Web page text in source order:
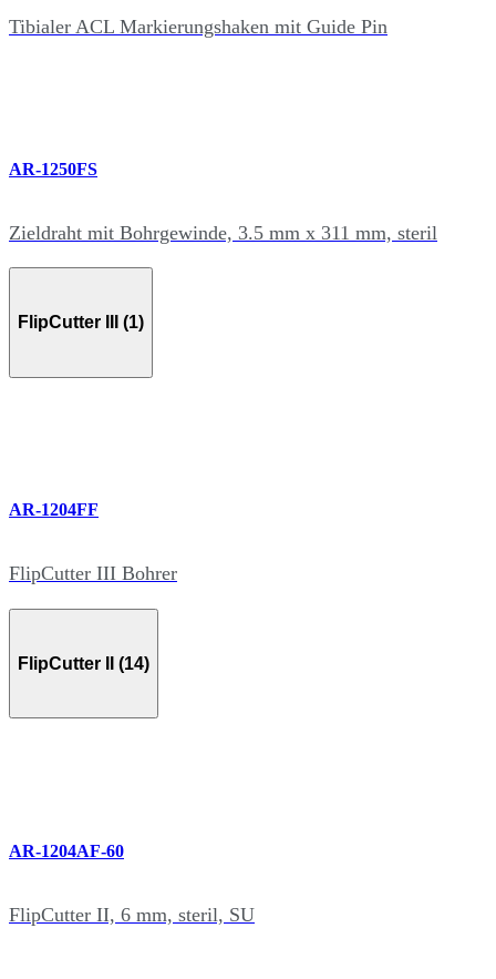
Tibialer ACL Markierungshaken mit Guide Pin
AR-1250FS
Zieldraht mit Bohrgewinde, 3.5 mm x 311 mm, steril
FlipCutter III (1)
AR-1204FF
FlipCutter III Bohrer
FlipCutter II (14)
AR-1204AF-60
FlipCutter II, 6 mm, steril, SU